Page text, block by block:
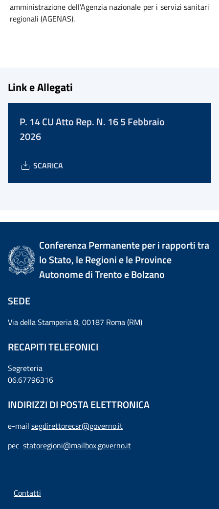
amministrazione dell’Agenzia nazionale per i servizi sanitari
regionali (AGENAS).
Link e Allegati
P. 14 CU Atto Rep. N. 16 5 Febbraio
2026
SCARICA
Conferenza Permanente per i rapporti tra
lo Stato, le Regioni e le Province
Autonome di Trento e Bolzano
SEDE
Via della Stamperia 8, 00187 Roma (RM)
RECAPITI TELEFONICI
Segreteria
06.67796316
INDIRIZZI DI POSTA ELETTRONICA
e-mail segdirettorecsr@governo.it
pec statoregioni@mailbox.governo.it
Contatti